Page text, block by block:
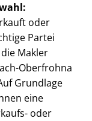
oder
Partei
Makler
Oberfrohna
Grundlage
eine
oder